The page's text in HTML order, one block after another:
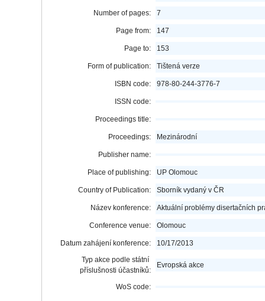
Number of pages: 7
Page from: 147
Page to: 153
Form of publication: Tištená verze
ISBN code: 978-80-244-3776-7
ISSN code:
Proceedings title:
Proceedings: Mezinárodní
Publisher name:
Place of publishing: UP Olomouc
Country of Publication: Sborník vydaný v ČR
Název konference: Aktuální problémy disertačních
Conference venue: Olomouc
Datum zahájení konference:
10/17/2013
Typ akce podle státní
příslušnosti účastníků:
Evropská akce
WoS code: